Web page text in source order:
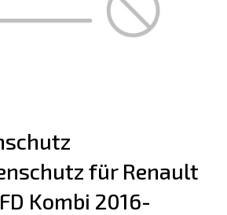
für Renault
Kombi 2016-